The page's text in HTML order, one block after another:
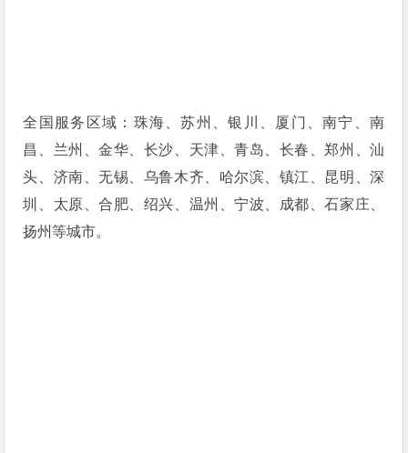
全国服务区域：珠海、苏州、银川、厦门、南宁、南
昌、兰州、金华、长沙、天津、青岛、长春、郑州、汕
头、济南、无锡、乌鲁木齐、哈尔滨、镇江、昆明、深
圳、太原、合肥、绍兴、温州、宁波、成都、石家庄、
扬州等城市。